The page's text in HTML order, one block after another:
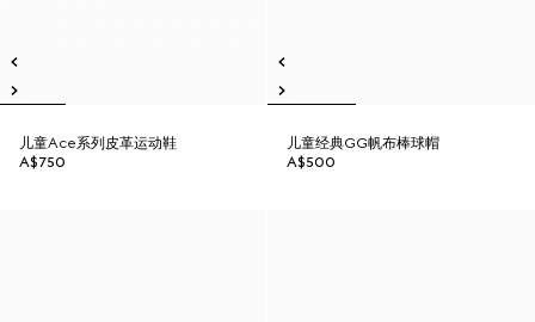
儿童Ace系列皮革运动鞋
A$750
儿童经典GG帆布棒球帽
A$500